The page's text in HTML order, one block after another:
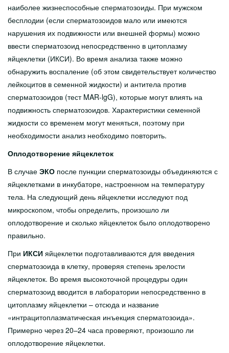
наиболее жизнеспособные сперматозоиды. При мужском
бесплодии (если сперматозоидов мало или имеются
нарушения их подвижности или внешней формы) можно
ввести сперматозоид непосредственно в цитоплазму
яйцеклетки (ИКСИ). Во время анализа также можно
обнаружить воспаление (об этом свидетельствует количество
лейкоцитов в семенной жидкости) и антитела против
сперматозоидов (тест MAR-lgG), которые могут влиять на
подвижность сперматозоидов. Характеристики семенной
жидкости со временем могут меняться, поэтому при
необходимости анализ необходимо повторить.
Оплодотворение яйцеклеток
В случае ЭКО после пункции сперматозоиды объединяются с
яйцеклетками в инкубаторе, настроенном на температуру
тела. На следующий день яйцеклетки исследуют под
микроскопом, чтобы определить, произошло ли
оплодотворение и сколько яйцеклеток было оплодотворено
правильно.
При ИКСИ яйцеклетки подготавливаются для введения
сперматозоида в клетку, проверяя степень зрелости
яйцеклеток. Во время высокоточной процедуры один
сперматозоид вводится в лаборатории непосредственно в
цитоплазму яйцеклетки – отсюда и название
«интрацитоплазматическая инъекция сперматозоида».
Примерно через 20–24 часа проверяют, произошло ли
оплодотворение яйцеклетки.